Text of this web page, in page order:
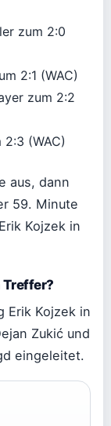
zum 2:0
2:1 (WAC)
zum 2:2
2:3 (WAC)
aus, dann
59. Minute
Kojzek in
Erik Kojzek in
Zukić und
eingeleitet.